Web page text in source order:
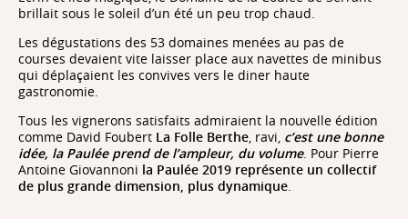
brillait sous le soleil d’un été un peu trop chaud.
Les dégustations des 53 domaines menées au pas de
courses devaient vite laisser place aux navettes de minibus
qui déplaçaient les convives vers le diner haute
gastronomie.
Tous les vignerons satisfaits admiraient la nouvelle édition
comme David Foubert La Folle Berthe, ravi, c’est une bonne
idée, la Paulée prend de l’ampleur, du volume. Pour Pierre
Antoine Giovannoni la Paulée 2019 représente un collectif
de plus grande dimension, plus dynamique.